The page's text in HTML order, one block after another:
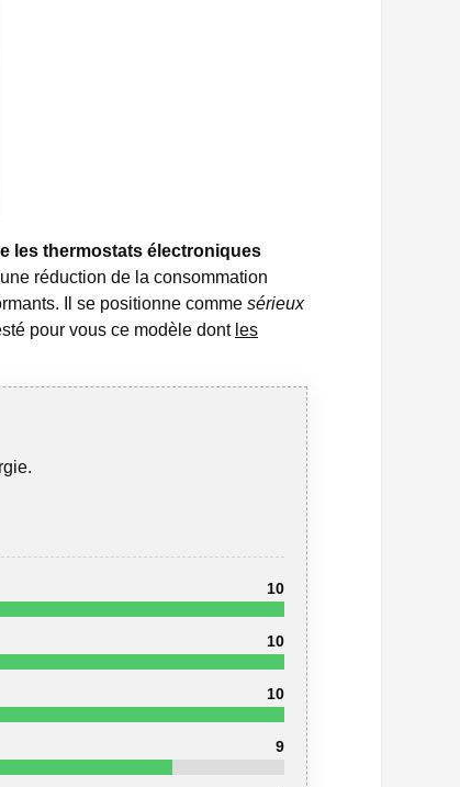
les thermostats électroniques
réduction de la consommation
Il se positionne comme sérieux
pour vous ce modèle dont les
10
10
10
9